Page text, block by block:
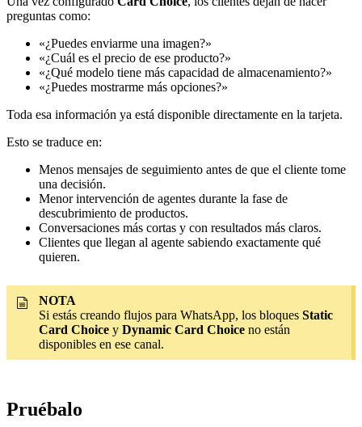
preguntas como:
«¿Puedes enviarme una imagen?»
«¿Cuál es el precio de ese producto?»
«¿Qué modelo tiene más capacidad de almacenamiento?»
«¿Puedes mostrarme más opciones?»
Toda esa información ya está disponible directamente en la tarjeta.
Esto se traduce en:
Menos mensajes de seguimiento antes de que el cliente tome
una decisión.
Menor intervención de agentes durante la fase de
descubrimiento de productos.
Conversaciones más cortas y con resultados más claros.
Clientes que llegan al agente sabiendo exactamente qué
quieren.
NOTA
Si estás creando flujos para WhatsApp, los bloques Static
Card Choice y Dynamic Card Choice no están
disponibles en ese canal.
Pruébalo